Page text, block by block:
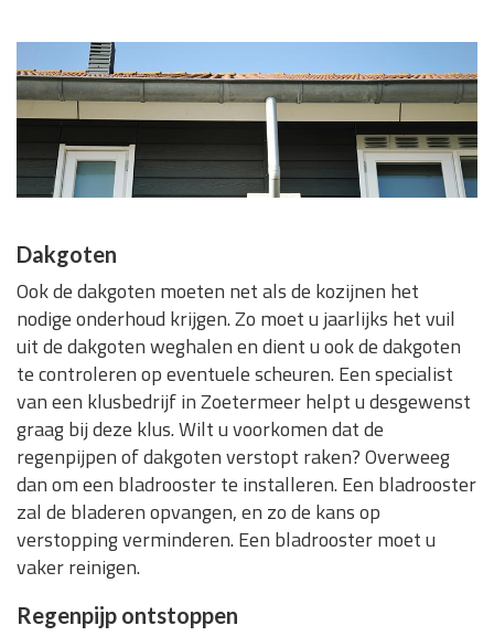
Dakgoten
Ook de dakgoten moeten net als de kozijnen het
nodige onderhoud krijgen. Zo moet u jaarlijks het vuil
uit de dakgoten weghalen en dient u ook de dakgoten
te controleren op eventuele scheuren. Een specialist
van een klusbedrijf in Zoetermeer helpt u desgewenst
graag bij deze klus. Wilt u voorkomen dat de
regenpijpen of dakgoten verstopt raken? Overweeg
dan om een bladrooster te installeren. Een bladrooster
zal de bladeren opvangen, en zo de kans op
verstopping verminderen. Een bladrooster moet u
vaker reinigen.
Regenpijp ontstoppen